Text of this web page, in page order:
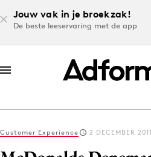
Jouw vak in je broekzak!
De beste leeservaring met de app
Log in
Customer Experience 2 DECEMBER 2011